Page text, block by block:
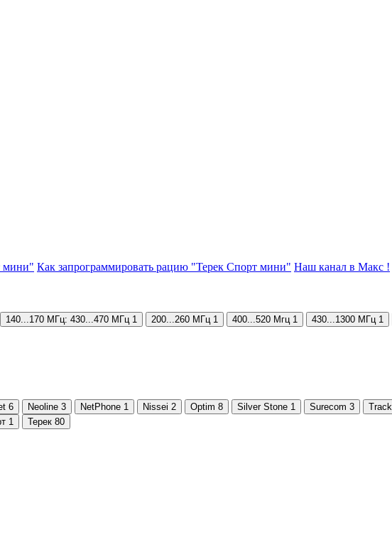
мини" Как запрограммировать рацию "Терек Спорт мини" Наш канал в Макс !
140...170 МГц: 430...470 МГц 1 200...260 МГц 1 400...520 Мгц 1 430...1300 МГц 1
6 Neoline 3 NetPhone 1 Nissei 2 Optim 8 Silver Stone 1 Surecom 3 Track
1 Терек 80